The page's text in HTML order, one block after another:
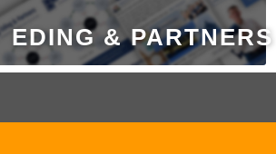
EDING & PARTNERS